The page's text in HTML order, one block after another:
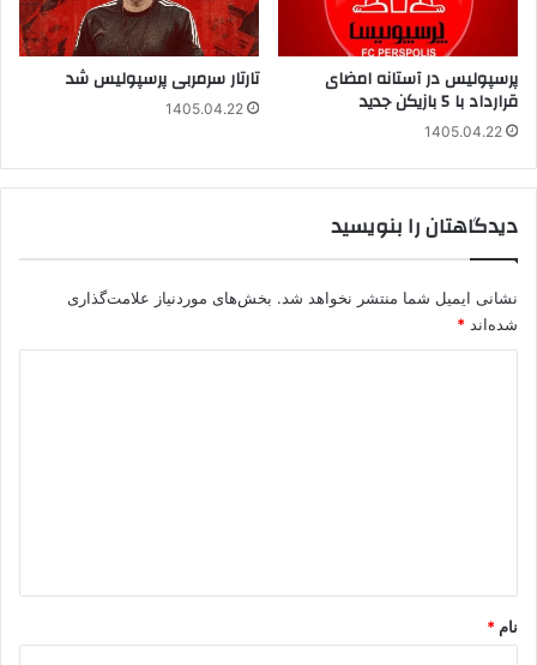
پرسپولیس در آستانه امضای
قرارداد با 5 بازیکن جدید
1405.04.22
تارتار سرمربی پرسپولیس شد
1405.04.22
دیدگاهتان را بنویسید
نشانی ایمیل شما منتشر نخواهد شد. بخش‌های موردنیاز علامت‌گذاری
شده‌اند *
نام *